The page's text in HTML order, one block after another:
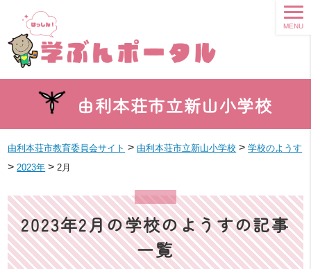
由利本荘市立新山小学校
MENU
由利本荘市教育委員会サイト > 由利本荘市立新山小学校 >学校のようす
> 2023年 > 2月
2023年2月の学校のようすの記事
一覧